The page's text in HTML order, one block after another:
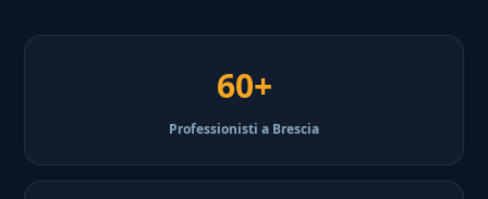
60+
Professionisti a Brescia